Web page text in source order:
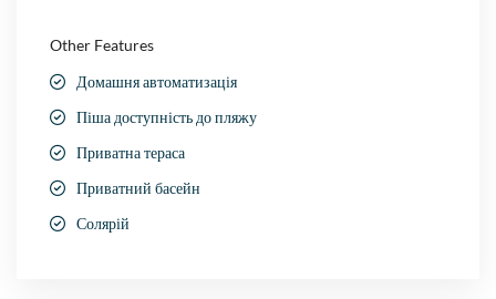
Other Features
Домашня автоматизація
Піша доступність до пляжу
Приватна тераса
Приватний басейн
Солярій